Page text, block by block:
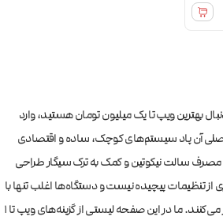
بهترین ویپ تا یک میلیون تومان هستید، وارد
آن پاد سیستم‌های کوچک، ساده و اقتصادی
مصرف سالت نیکوتین و کمک به ترک سیگار طراحی
از تنظیمات پیچیده نیست و دستگاه‌ها اغلب تنها با
یک پک (کام) گرفتن، شروع به کار می‌کنند. ما در این صفحه لیستی از گزینه‌های ویپ تا 1